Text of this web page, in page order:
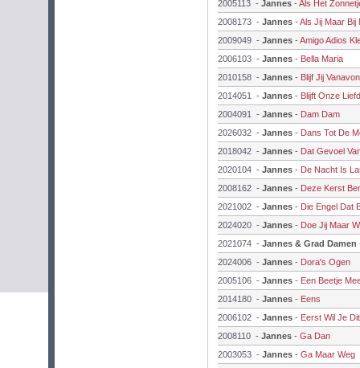
2005113 - Jannes -Als Het
2008173 - Jannes -Als Jij Maar Bij
2009049 - Jannes -Amigo Adios
2006103 - Jannes - Bella Maria
2010158 - Jannes - Blijf Jij
2014051
- Jannes - Blijft Onze
2004091
- Jannes - Dam Dam
2026032 - Jannes - Dans Tot De
2018042 - Jannes - Dat Gevoel
2020104 - Jannes - De Nacht Is
2008162 - Jannes - Deze Kerst
2021002 - Jannes - Die Engel Dat
2024020 - Jannes - Doe Jij Maar
2021074 - Jannes & Grad Damen
2024006 - Jannes - Dora's Ogen
2005106 - Jannes - Een Beetje
2014180 - Jannes - Eens
2006102 - Jannes - Eerst Wil Je Dit
2008110 - Jannes - Ga Dan
2003053 - Jannes - Ga Maar Weg